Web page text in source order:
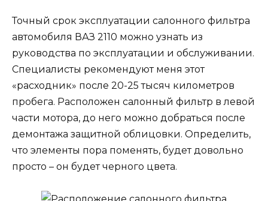
Точный срок эксплуатации салонного фильтра
автомобиля ВАЗ 2110 можно узнать из
руководства по эксплуатации и обслуживании.
Специалисты рекомендуют меня этот
«расходник» после 20-25 тысяч километров
пробега. Расположен салонный фильтр в левой
части мотора, до него можно добраться после
демонтажа защитной облицовки. Определить,
что элементы пора поменять, будет довольно
просто – он будет черного цвета.